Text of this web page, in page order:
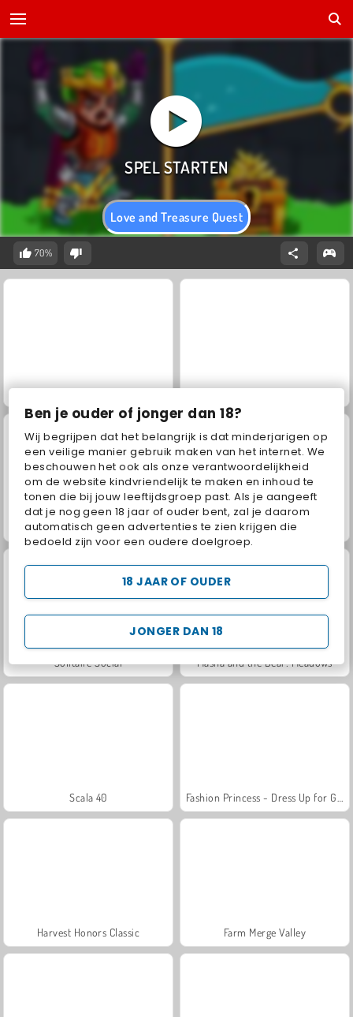
Ben je ouder of jonger dan 18?
Wij begrijpen dat het belangrijk is dat minderjarigen op
een veilige manier gebruik maken van het internet. We
beschouwen het ook als onze verantwoordelijkheid
om de website kindvriendelijk te maken en inhoud te
tonen die bij jouw leeftijdsgroep past. Als je aangeeft
dat je nog geen 18 jaar of ouder bent, zal je daarom
automatisch geen advertenties te zien krijgen die
bedoeld zijn voor een oudere doelgroep.
JONGER DAN 18
18 JAAR OF OUDER
Love and Treasure Quest
70%
Jewel Garden Story Trollface Quest: USA 2
Juice Merge Grand Mahjong Connect
Solitaire Social Masha and the Bear: Meadows
Scala 40
Harvest Honors Classic Farm Merge Valley